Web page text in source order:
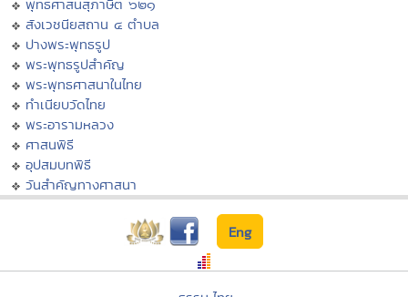
พุทธศาสนสุภาษิต ๖๒๑
สังเวชนียสถาน ๔ ตำบล
ปางพระพุทธรูป
พระพุทธรูปสำคัญ
พระพุทธศาสนาในไทย
ทำเนียบวัดไทย
พระอารามหลวง
ศาสนพิธี
อุปสมบทพิธี
วันสำคัญทางศาสนา
Eng